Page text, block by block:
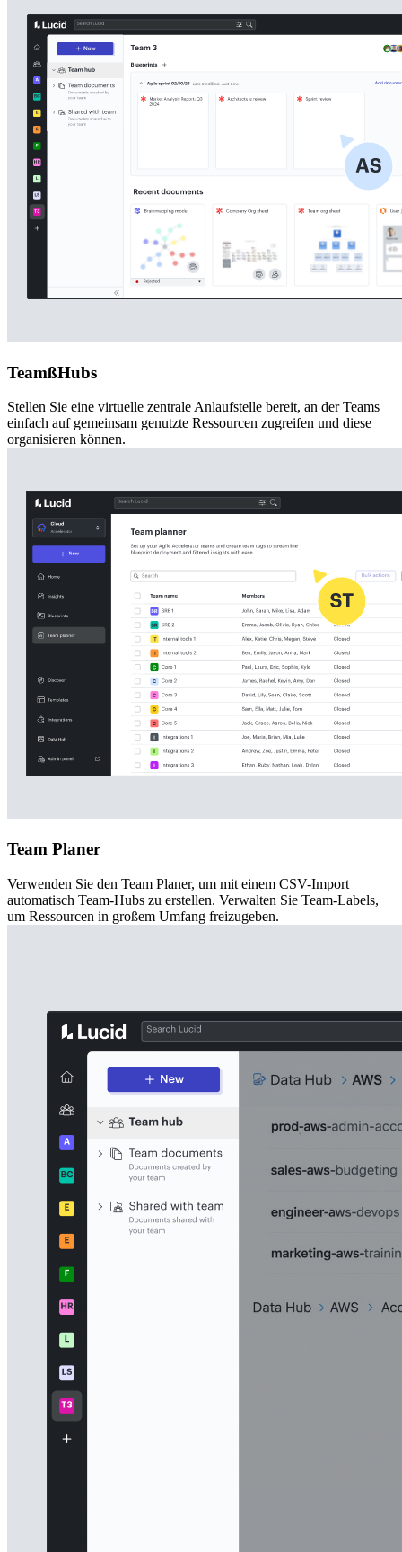
TeamßHubs
Stellen Sie eine virtuelle zentrale Anlaufstelle bereit, an der Teams
einfach auf gemeinsam genutzte Ressourcen zugreifen und diese
organisieren können.
Team Planer
Verwenden Sie den Team Planer, um mit einem CSV-Import
automatisch Team-Hubs zu erstellen. Verwalten Sie Team-Labels,
um Ressourcen in großem Umfang freizugeben.